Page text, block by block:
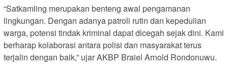
“Satkamling merupakan benteng awal pengamanan
lingkungan. Dengan adanya patroli rutin dan kepedulian
warga, potensi tindak kriminal dapat dicegah sejak dini. Kami
berharap kolaborasi antara polisi dan masyarakat terus
terjalin dengan baik,” ujar AKBP Braiel Arnold Rondonuwu.